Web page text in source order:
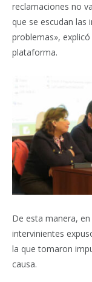
reclamaciones no
que se escudan las
problemas»,
plataforma.
De esta manera,
intervinientes
la que tomaron
causa.